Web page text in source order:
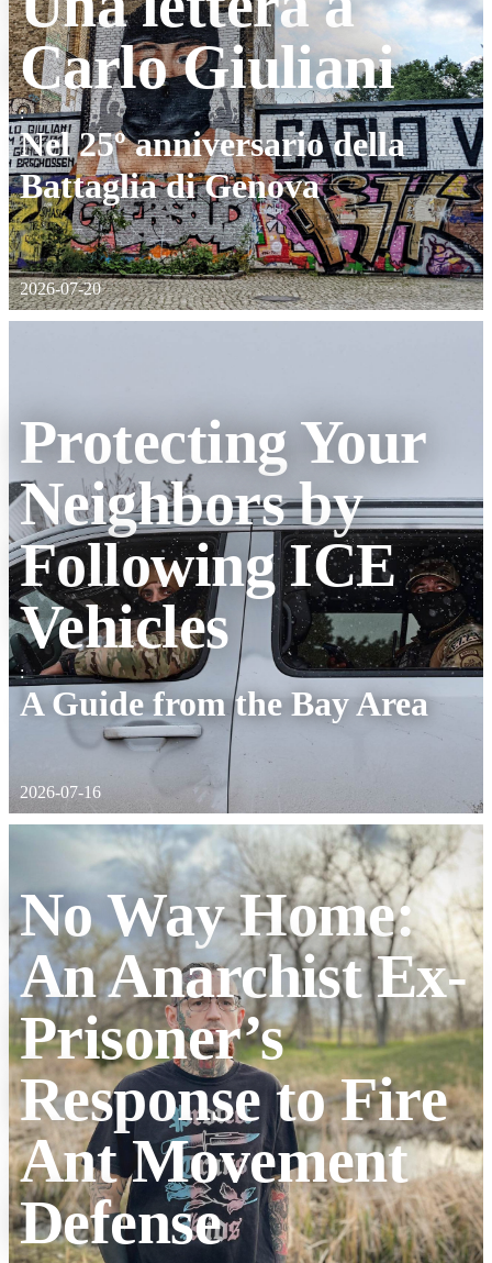
Carlo Giuliani
:
Nel 25º anniversario della
Battaglia di Genova
2026-07-20
Protecting Your
Neighbors by
Following ICE
Vehicles
:
A Guide from the Bay Area
2026-07-16
No Way Home:
An Anarchist Ex-
Prisoner’s
Response to Fire
Ant Movement
Defense